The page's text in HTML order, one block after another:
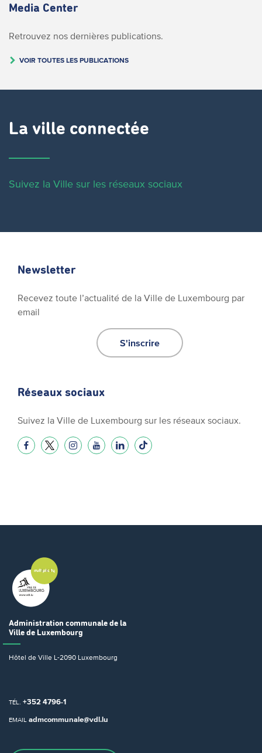
Media Center
Retrouvez nos dernières publications.
VOIR TOUTES LES PUBLICATIONS
La ville connectée
Suivez la Ville sur les réseaux sociaux
Newsletter
Recevez toute l’actualité de la Ville de Luxembourg par
email
S'inscrire
Réseaux sociaux
Suivez la Ville de Luxembourg sur les réseaux sociaux.
Administration communale de la
Ville de Luxembourg
Hôtel de Ville L-2090 Luxembourg
TÉL. +352 4796-1
EMAIL admcommunale@vdl.lu